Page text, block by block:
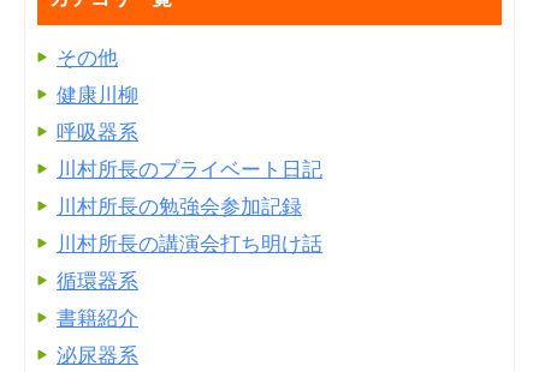
その他
健康川柳
呼吸器系
川村所長のプライベート日記
川村所長の勉強会参加記録
川村所長の講演会打ち明け話
循環器系
書籍紹介
泌尿器系